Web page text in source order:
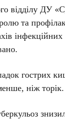
відділу ДУ
та
гострих
ніж торік.